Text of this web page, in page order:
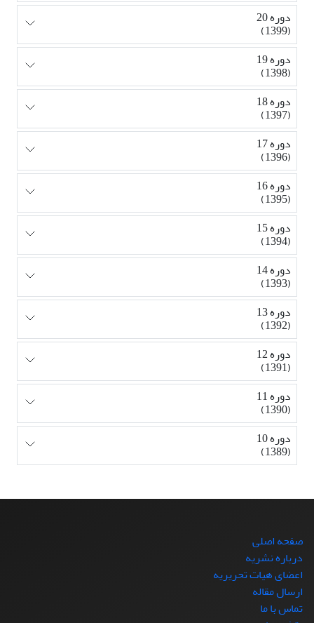
دوره 20
(1399)
دوره 19
(1398)
دوره 18
(1397)
دوره 17
(1396)
دوره 16
(1395)
دوره 15
(1394)
دوره 14
(1393)
دوره 13
(1392)
دوره 12
(1391)
دوره 11
(1390)
دوره 10
(1389)
صفحه اصلی
درباره نشریه
اعضای هیات تحریریه
ارسال مقاله
تماس با ما